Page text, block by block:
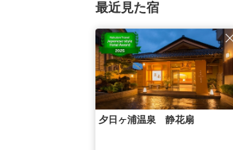
最近見た宿
夕日ヶ浦温泉 静花扇